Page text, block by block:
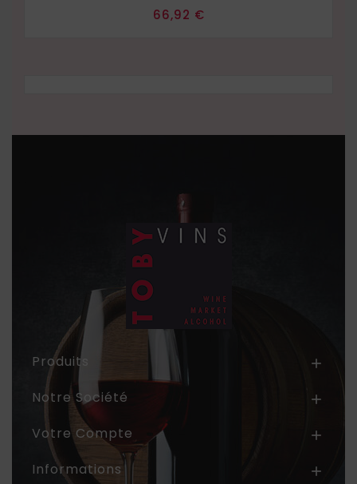
Prix
66,92 €
Produits 
Notre Société 
Votre Compte 
Informations 